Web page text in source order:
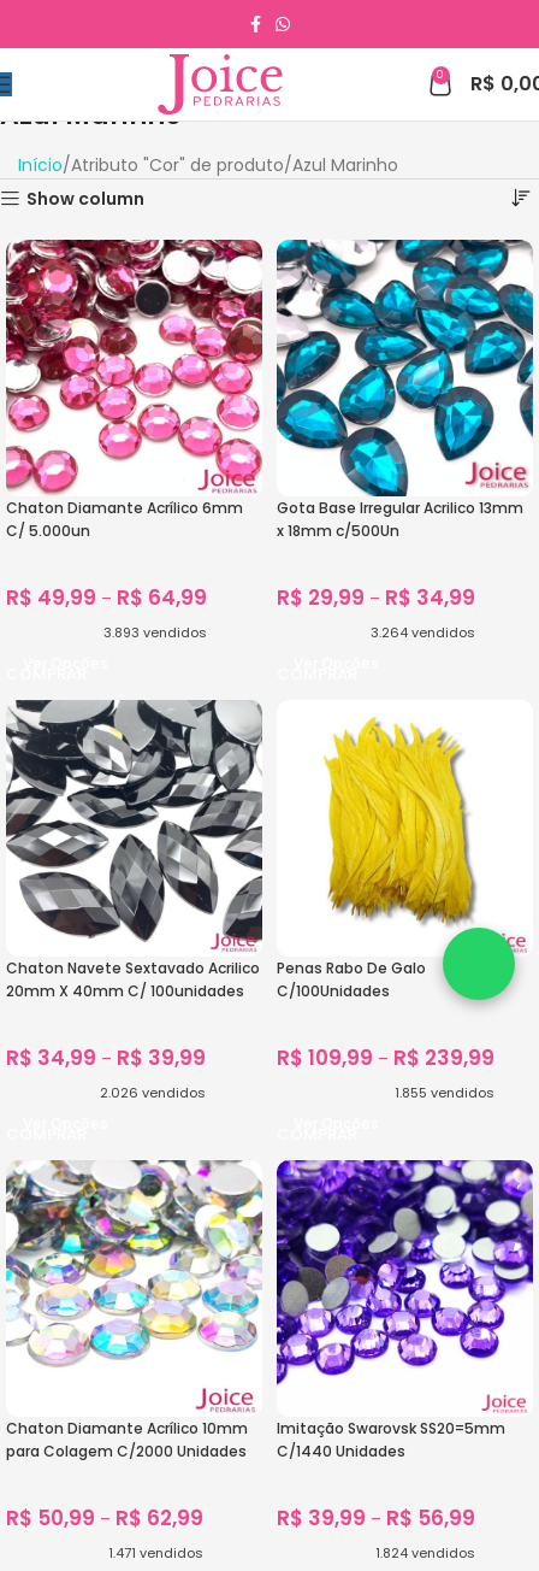
0 R$
Azul Marinho
Início Atributo "Cor" de produto Azul Marinho
Show column
Chaton Diamante Acrílico 6mm
C/ 5.000un
R$ 49,99 – R$ 64,99
3.893 vendidos
Gota Base Irregular Acrilico 13mm
x 18mm c/500Un
R$ 29,99 – R$ 34,99
3.264vendidos
Chaton Navete Sextavado Acrilico
20mm X 40mm C/ 100unidades
R$ 34,99 – R$ 39,99
2.026 vendidos
Penas Rabo De Galo
C/100Unidades
R$ 109,99 – R$ 239,99
1.855 vendidos
Chaton Diamante Acrílico 10mm
para Colagem C/2000 Unidades
R$ 50,99 – R$ 62,99
1.471 vendidos
Imitação Swarovsk SS20=5mm
C/1440 Unidades
R$ 39,99 – R$ 56,99
1.824vendidos